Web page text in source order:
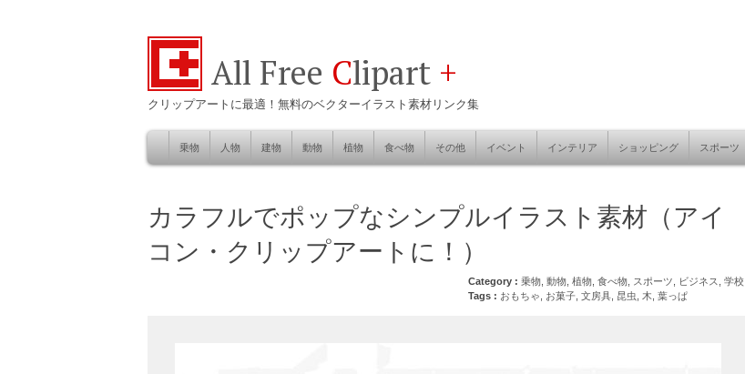
All Free Clipart +
クリップアートに最適！無料のベクターイラスト素材リンク集
Skip
content
乗物 人物 建物 動物 植物 食べ物 その他 イベント インテリア ショッピング スポーツ
カラフルでポップなシンプルイラスト素材（アイ
コン・クリップアートに！）
Category : 乗物 動物 植物 食べ物 スポーツ ビジネス
学校
Tags : おもちゃ お菓子 文房具 昆虫 木 葉っぱ